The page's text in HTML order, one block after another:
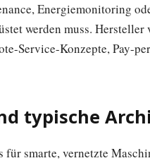
Energiemonitoring
werden muss.
Service-Konzepte, Pay-
typische
smarte, vernetzte